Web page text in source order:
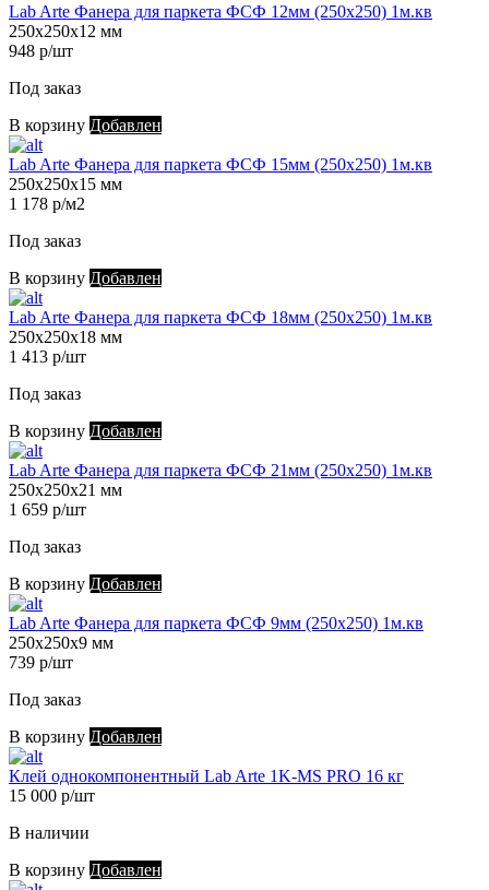
Lab Arte Фанера для паркета ФСФ 12мм (250х250) 1м.кв
250х250х12 мм
948 р/шт
Под заказ
В корзину Добавлен
Lab Arte Фанера для паркета ФСФ 15мм (250х250) 1м.кв
250х250х15 мм
1 178 р/м2
Под заказ
В корзину Добавлен
Lab Arte Фанера для паркета ФСФ 18мм (250х250) 1м.кв
250х250х18 мм
1 413 р/шт
Под заказ
В корзину Добавлен
Lab Arte Фанера для паркета ФСФ 21мм (250х250) 1м.кв
250х250х21 мм
1 659 р/шт
Под заказ
В корзину Добавлен
Lab Arte Фанера для паркета ФСФ 9мм (250х250) 1м.кв
250х250х9 мм
739 р/шт
Под заказ
В корзину Добавлен
Клей однокомпонентный Lab Arte 1K-MS PRO 16 кг
15 000 р/шт
В наличии
В корзину Добавлен